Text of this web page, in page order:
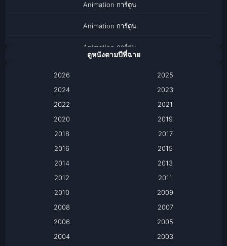
Animation การ์ตูน
Animation การ์ตูน
Animation การ์ตูน
Based on a True Story เรื่องจริง
Based on a True Story เรื่องจริง
ดูหนังตามปีที่ฉาย
2026
2025
2024
2023
2022
2021
2020
2019
2018
2017
2016
2015
2014
2013
2012
2011
2010
2009
2008
2007
2006
2005
2004
2003